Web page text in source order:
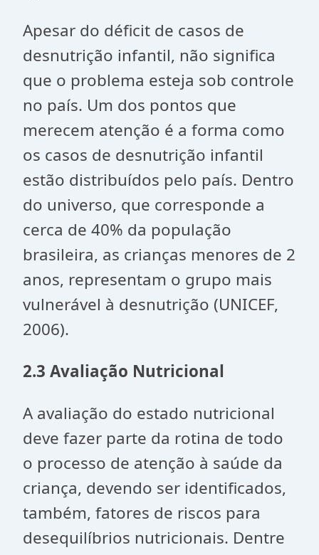
Apesar do déficit de casos de
desnutrição infantil, não significa
que o problema esteja sob controle
no país. Um dos pontos que
merecem atenção é a forma como
os casos de desnutrição infantil
estão distribuídos pelo país. Dentro
do universo, que corresponde a
cerca de 40% da população
brasileira, as crianças menores de 2
anos, representam o grupo mais
vulnerável à desnutrição (UNICEF,
2006).
2.3 Avaliação Nutricional
A avaliação do estado nutricional
deve fazer parte da rotina de todo
o processo de atenção à saúde da
criança, devendo ser identificados,
também, fatores de riscos para
desequilíbrios nutricionais. Dentre